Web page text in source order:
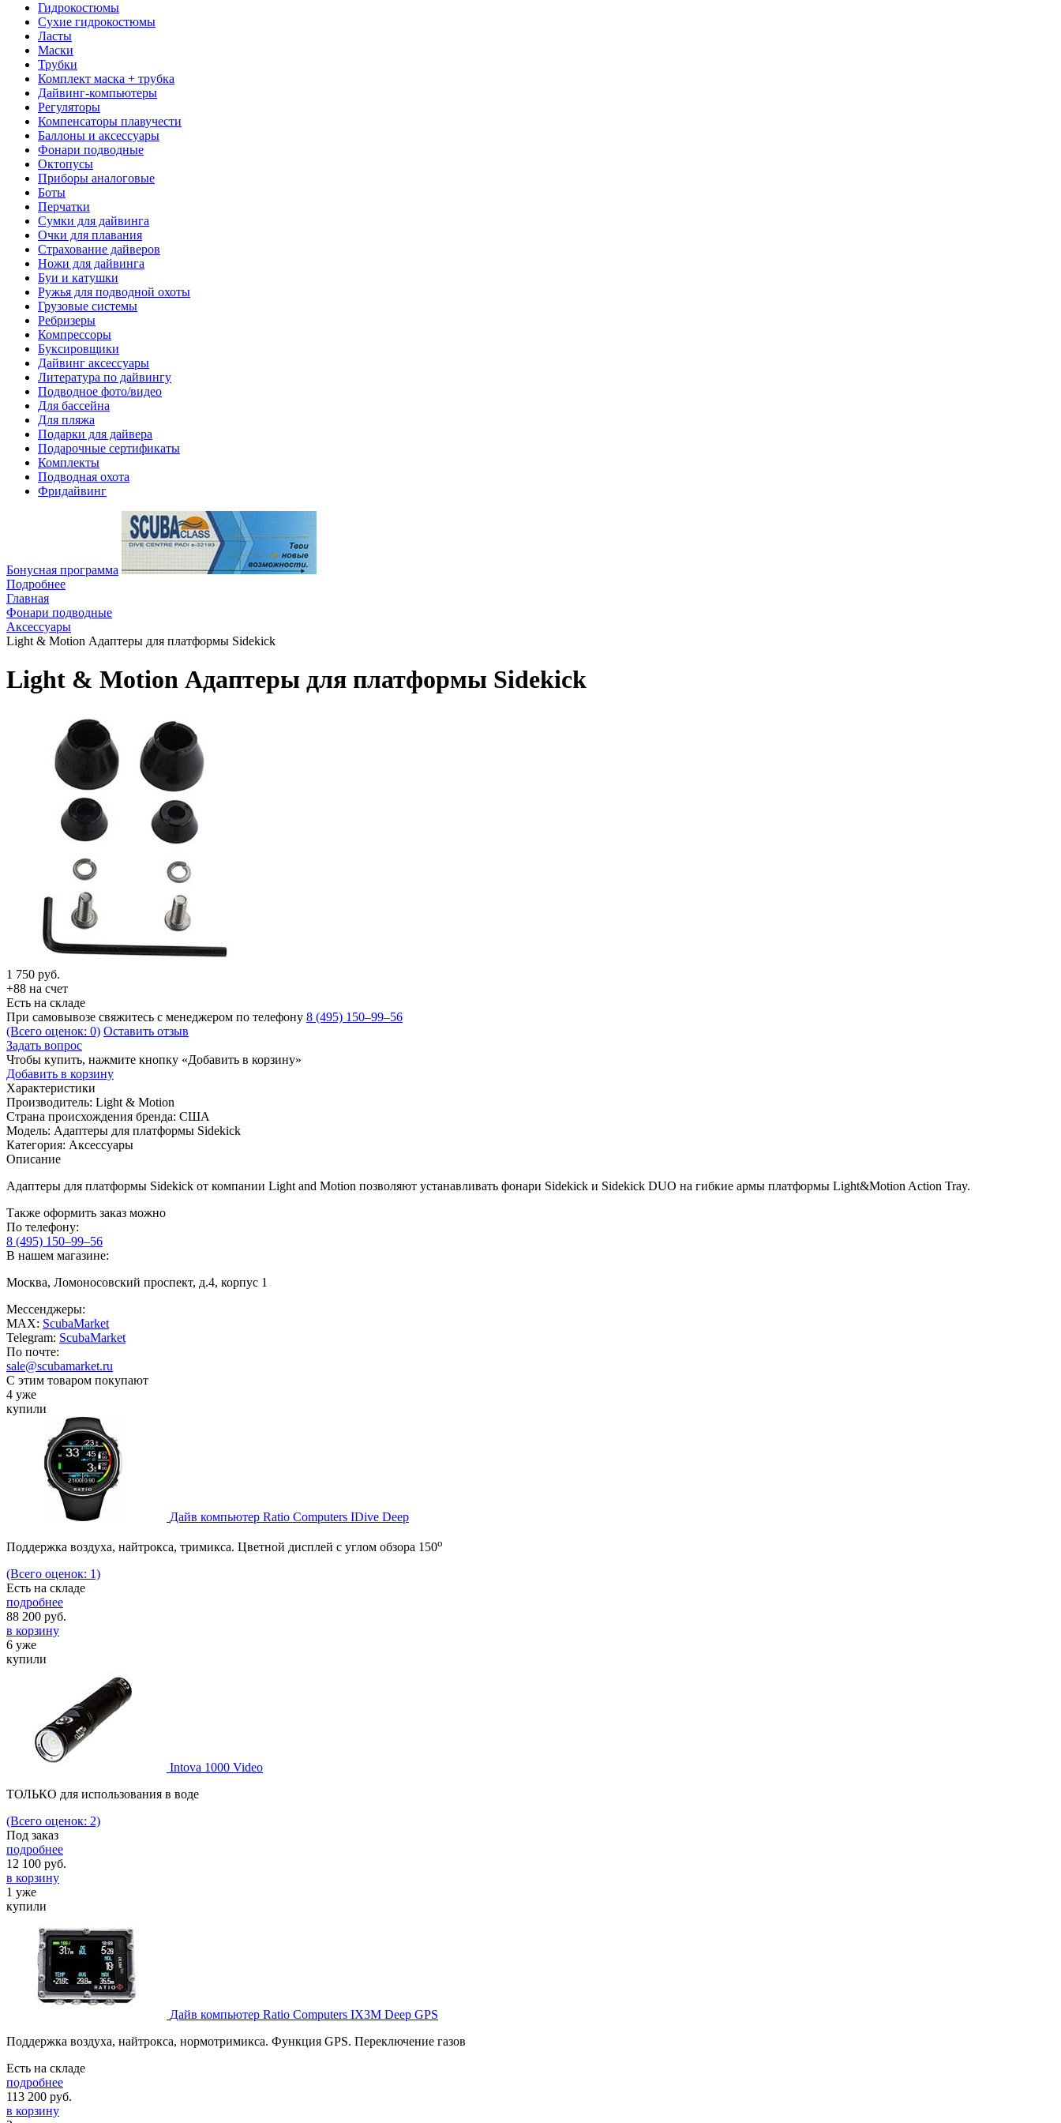
Гидрокостюмы
Сухие гидрокостюмы
Ласты
Маски
Трубки
Комплект маска + трубка
Дайвинг-компьютеры
Регуляторы
Компенсаторы плавучести
Баллоны и аксессуары
Фонари подводные
Октопусы
Приборы аналоговые
Боты
Перчатки
Сумки для дайвинга
Очки для плавания
Страхование дайверов
Ножи для дайвинга
Буи и катушки
Ружья для подводной охоты
Грузовые системы
Ребризеры
Компрессоры
Буксировщики
Дайвинг аксессуары
Литература по дайвингу
Подводное фото/видео
Для бассейна
Для пляжа
Подарки для дайвера
Подарочные сертификаты
Комплекты
Подводная охота
Фридайвинг
Бонусная программа
Подробнее
Главная
Фонари подводные
Аксессуары
Light & Motion Адаптеры для платформы Sidekick
Light & Motion Адаптеры для платформы Sidekick
1 750 руб.
+88 на счет
Есть на складе
При самовывозе свяжитесь с менеджером по телефону 8 (495) 150–99–56
(Всего оценок: 0) Оставить отзыв
Задать вопрос
Чтобы купить, нажмите кнопку «Добавить в корзину»
Добавить в корзину
Характеристики
Производитель: Light & Motion
Страна происхождения бренда: США
Модель: Адаптеры для платформы Sidekick
Категория: Аксессуары
Описание
Адаптеры для платформы Sidekick от компании Light and Motion позволяют устанавливать фонари Sidekick и Sidekick DUO на гибкие армы платформы Light&Motion Action Tray.
Также оформить заказ можно
По телефону:
8 (495) 150–99–56
В нашем магазине:
Москва, Ломоносовский проспект, д.4, корпус 1
Мессенджеры:
MAX: ScubaMarket
Telegram: ScubaMarket
По почте:
sale@scubamarket.ru
С этим товаром покупают
4 уже
купили
Дайв компьютер Ratio Computers IDive Deep
Поддержка воздуха, найтрокса, тримикса. Цветной дисплей с углом обзора 150о
(Всего оценок: 1)
Есть на складе
подробнее
88 200 руб.
в корзину
6 уже
купили
Intova 1000 Video
ТОЛЬКО для использования в воде
(Всего оценок: 2)
Под заказ
подробнее
12 100 руб.
в корзину
1 уже
купили
Дайв компьютер Ratio Computers IX3M Deep GPS
Поддержка воздуха, найтрокса, нормотримикса. Функция GPS. Переключение газов
Есть на складе
подробнее
113 200 руб.
в корзину